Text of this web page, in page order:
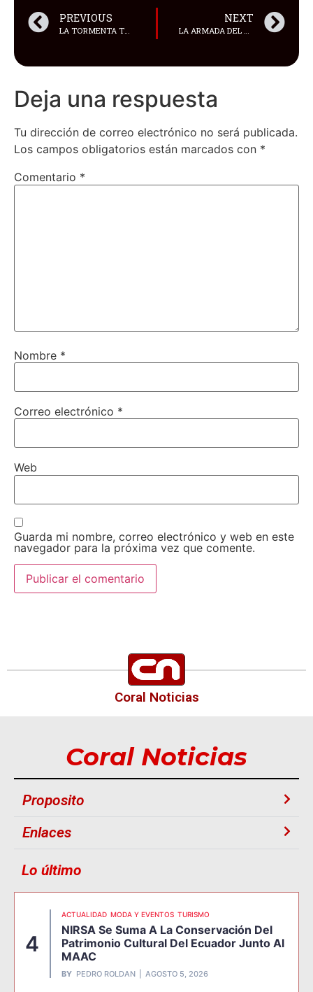
PREVIOUS
LA TORMENTA TROPICAL ERNESTO CONTINÚA GANANDO FUERZA MIENTRAS AVANZA POR EL CARIBE ORIENTAL, AMENAZANDO CON AFECTAR A LAS ISLAS VÍRGENES Y PUERTO RICO
NEXT
LA ARMADA DEL ECUADOR INFORMÓ SOBRE UN OPERATIVO A 290 MILLAS NÁUTICAS EN EL SURESTE DE LAS ISLAS GALÁPAGOS
Deja una respuesta
Tu dirección de correo electrónico no será publicada.
Los campos obligatorios están marcados con *
Comentario *
Nombre *
Correo electrónico *
Web
Guarda mi nombre, correo electrónico y web en este
navegador para la próxima vez que comente.
Coral Noticias
Coral Noticias
Proposito
Enlaces
Lo último
4
ACTUALIDAD MODA Y EVENTOS TURISMO
NIRSA Se Suma A La Conservación Del
Patrimonio Cultural Del Ecuador Junto Al
MAAC
BY PEDRO ROLDAN AGOSTO 5, 2026